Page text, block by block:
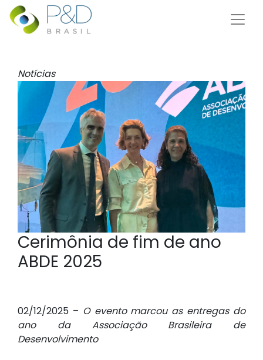
Notícias
Cerimônia de fim de ano
ABDE 2025
02/12/2025 – O evento marcou as entregas do
ano da Associação Brasileira de
Desenvolvimento